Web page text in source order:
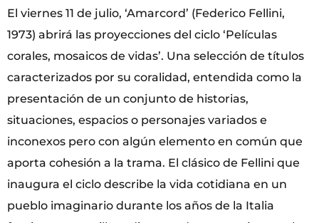
El viernes 11 de julio, ‘Amarcord’ (Federico Fellini,
1973) abrirá las proyecciones del ciclo ‘Películas
corales, mosaicos de vidas’. Una selección de títulos
caracterizados por su coralidad, entendida como la
presentación de un conjunto de historias,
situaciones, espacios o personajes variados e
inconexos pero con algún elemento en común que
aporta cohesión a la trama. El clásico de Fellini que
inaugura el ciclo describe la vida cotidiana en un
pueblo imaginario durante los años de la Italia